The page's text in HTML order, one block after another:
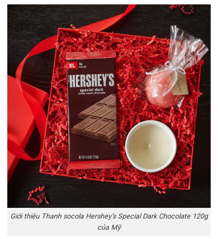
Giới thiệu Thanh socola Hershey’s Special Dark Chocolate 120g
của Mỹ